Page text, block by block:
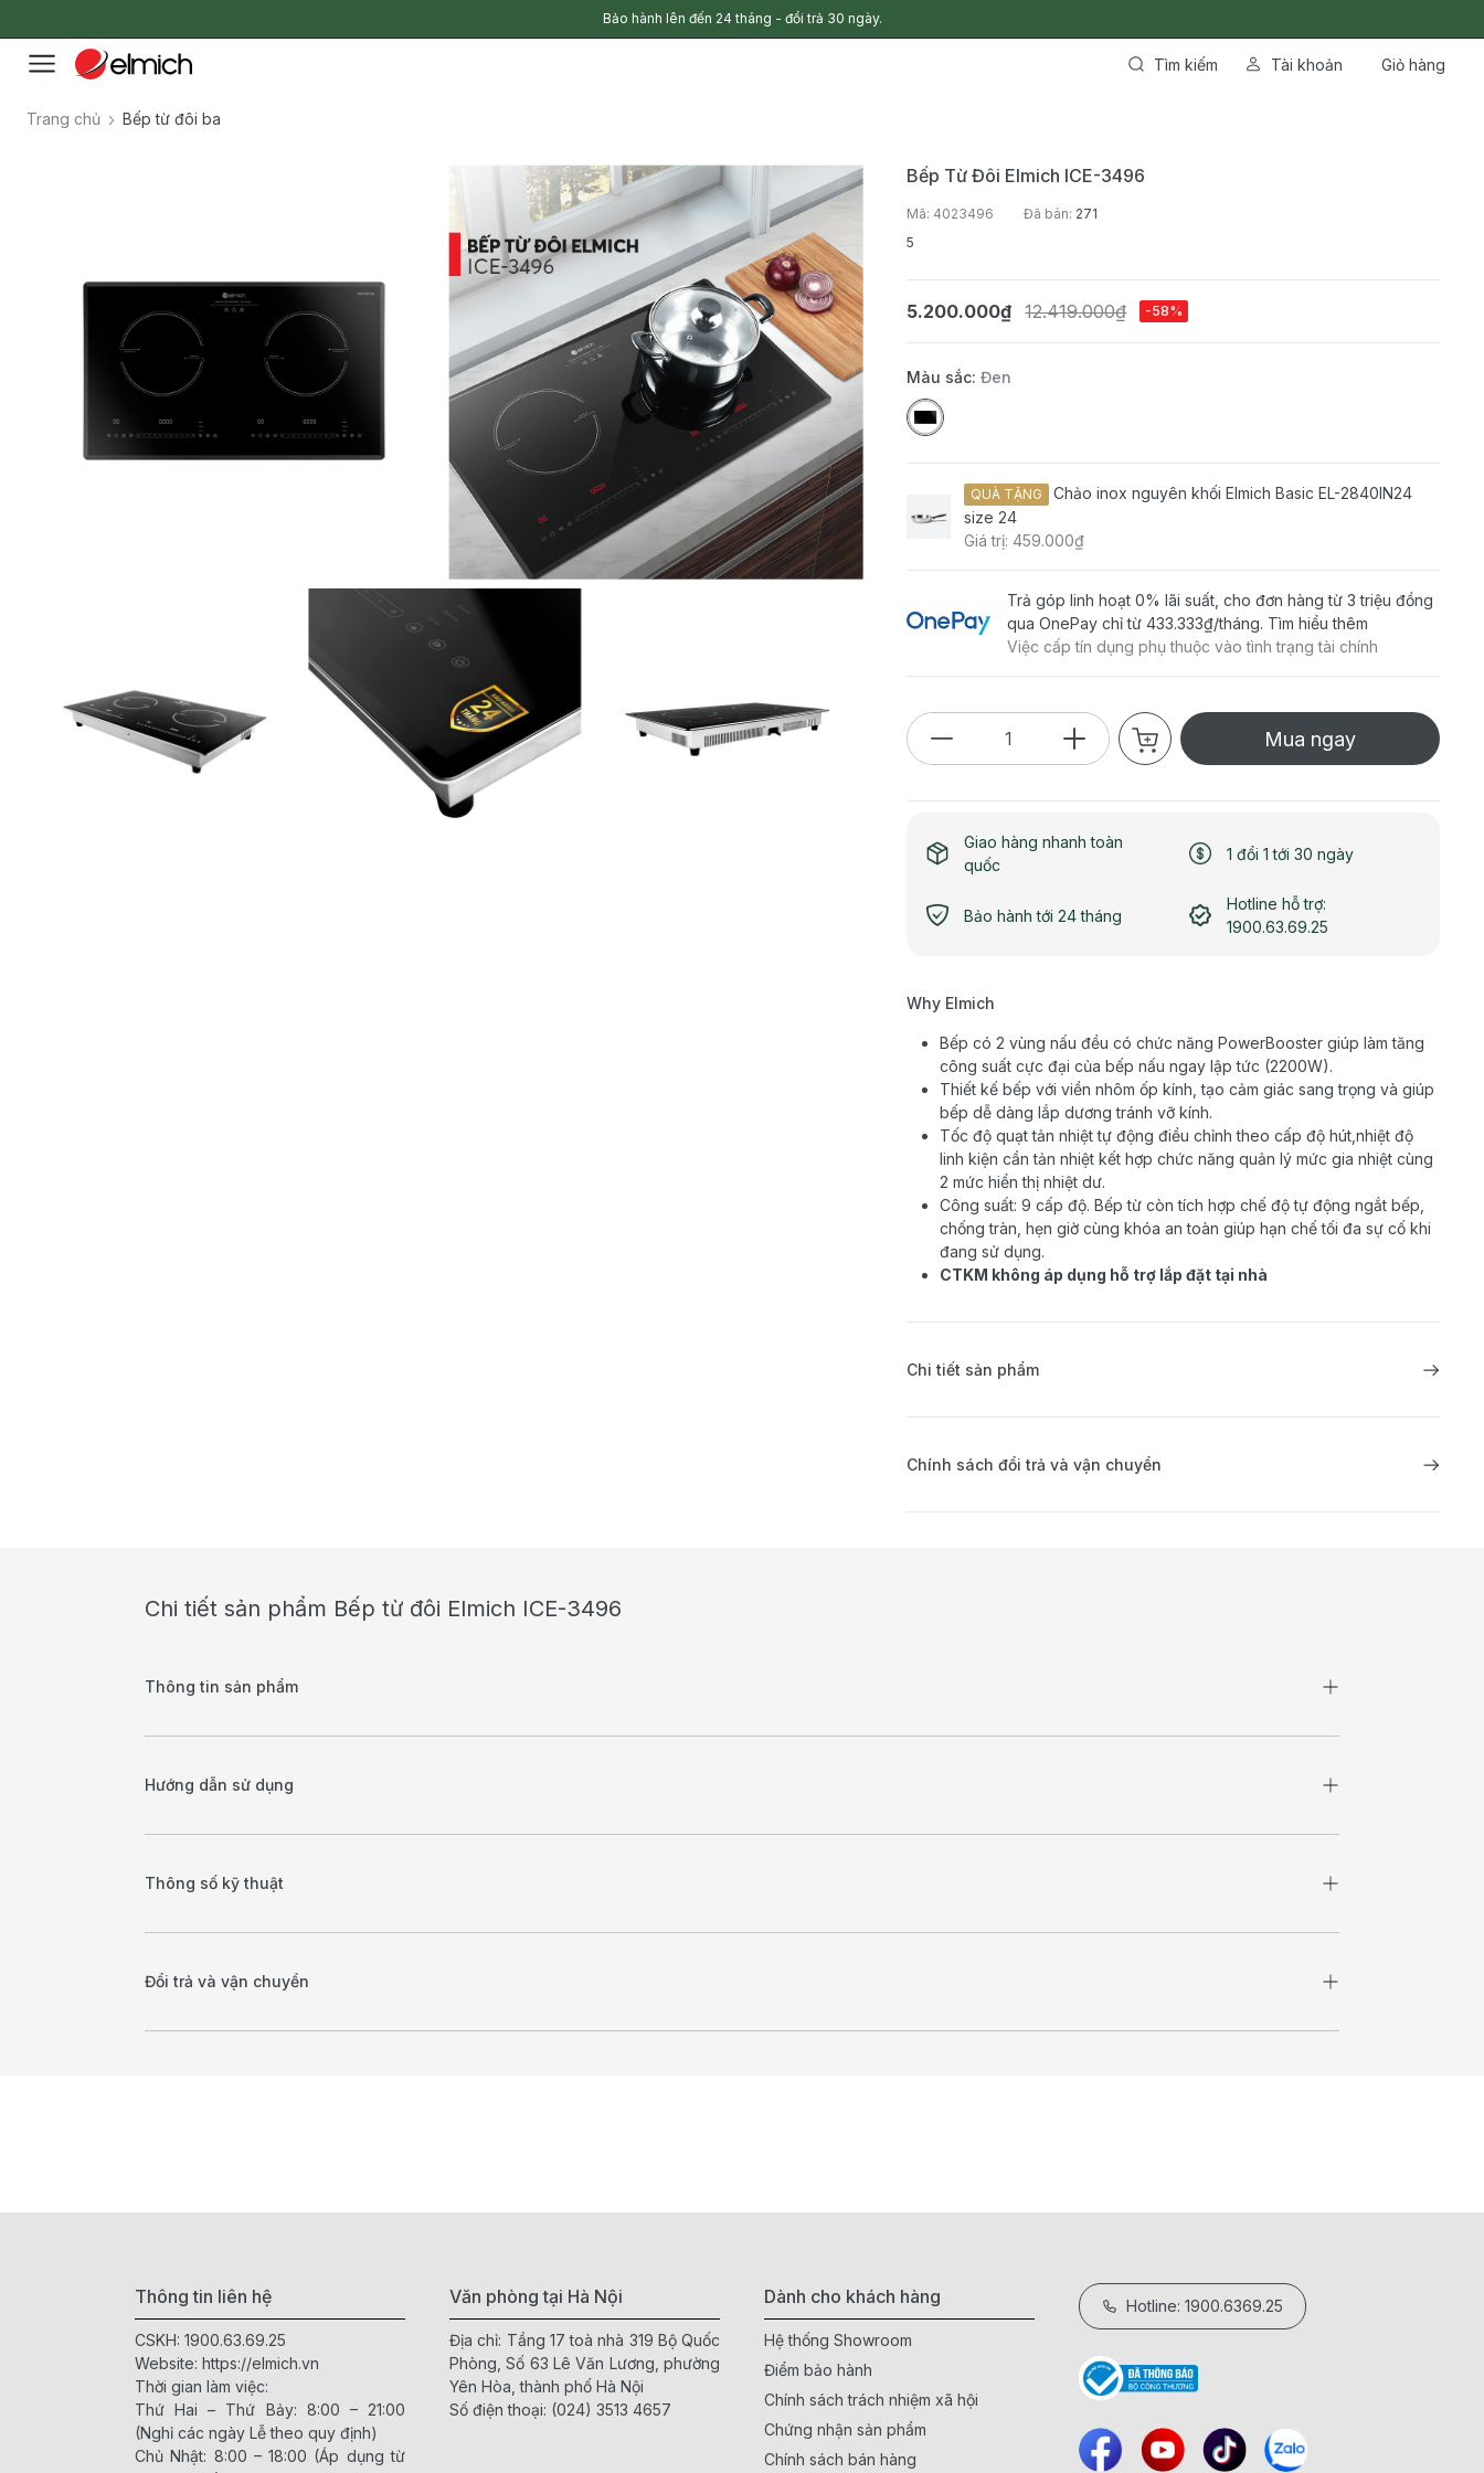
Bảo hành lên đến 24 tháng - đổi trả 30 ngày.
Tìm kiếm Tài khoản Giỏ hàng
Trang chủ Bếp từ đôi ba
Bếp Từ Đôi Elmich ICE-3496
Mã: 4023496 Đã bán: 271
5
5.200.000₫ 12.419.000₫ -58%
Màu sắc:Đen
QUÀ TẶNG
Chảo inox nguyên khối Elmich Basic EL-2840IN24
size 24
Giá trị: 459.000₫
Trả góp linh hoạt 0% lãi suất, cho đơn hàng từ 3 triệu đồng
qua OnePay chỉ từ433.333₫/tháng. Tìm hiểu thêm
Việc cấp tín dụng phụ thuộc vào tình trạng tài chính
Mua ngay
Giao hàng nhanh toàn
quốc
1 đổi 1 tới 30 ngày
Bảo hành tới 24 tháng
Hotline hỗ trợ:
1900.63.69.25
Why Elmich
Bếp có 2 vùng nấu đều có chức năng PowerBooster giúp làm tăng
công suất cực đại của bếp nấu ngay lập tức (2200W).
Thiết kế bếp với viền nhôm ốp kính, tạo cảm giác sang trọng và giúp
bếp dễ dàng lắp dương tránh vỡ kính.
Tốc độ quạt tản nhiệt tự động điều chỉnh theo cấp độ hút,nhiệt độ
linh kiện cần tản nhiệt kết hợp chức năng quản lý mức gia nhiệt cùng
2 mức hiển thị nhiệt dư.
Công suất: 9 cấp độ. Bếp từ còn tích hợp chế độ tự động ngắt bếp,
chống tràn, hẹn giờ cùng khóa an toàn giúp hạn chế tối đa sự cố khi
đang sử dụng.
CTKM không áp dụng hỗ trợ lắp đặt tại nhà
Chi tiết sản phẩm
Chính sách đổi trả và vận chuyển
Chi tiết sản phẩm Bếp từ đôi Elmich ICE-3496
Thông tin sản phẩm
Hướng dẫn sử dụng
Thông số kỹ thuật
Đổi trả và vận chuyển
Thông tin liên hệ
CSKH: 1900.63.69.25
Website: https://elmich.vn
Thời gian làm việc:
Thứ Hai – Thứ Bảy: 8:00 – 21:00
(Nghỉ các ngày Lễ theo quy định)
Chủ Nhật: 8:00 – 18:00 (Áp dụng từ
Văn phòng tại Hà Nội
Địa chỉ: Tầng 17 toà nhà 319 Bộ Quốc
Phòng, Số 63 Lê Văn Lương, phường
Yên Hòa, thành phố Hà Nội
Số điện thoại: (024) 3513 4657
Dành cho khách hàng
Hệ thống Showroom
Điểm bảo hành
Chính sách trách nhiệm xã hội
Chứng nhận sản phẩm
Chính sách bán hàng
Hotline: 1900.6369.25